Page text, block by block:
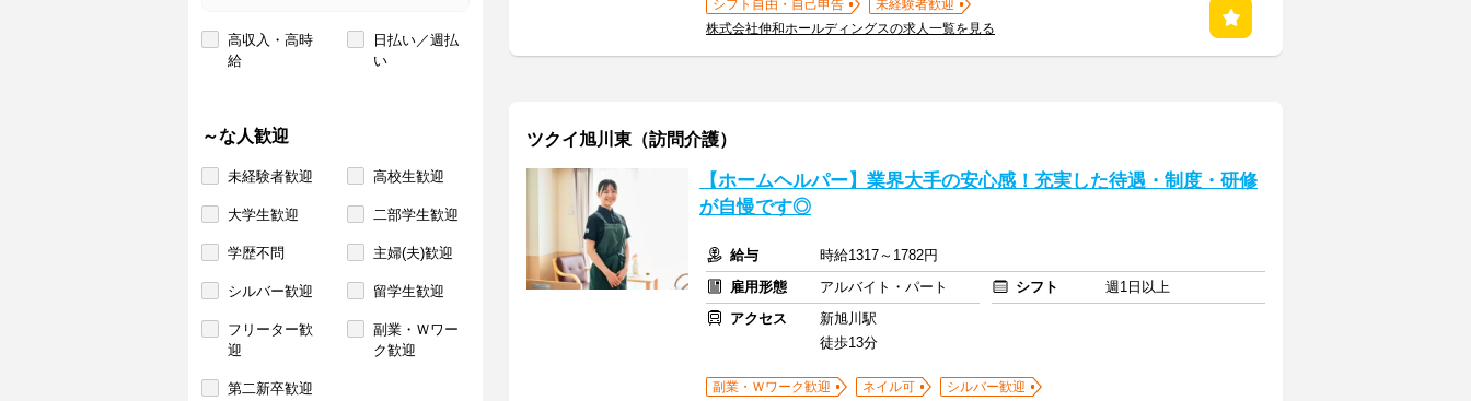
高収入・高時
給
日払い／週払
い
～な人歓迎
未経験者歓迎 高校生歓迎
大学生歓迎 二部学生歓迎
学歴不問 主婦(夫)歓迎
シルバー歓迎 留学生歓迎
フリーター歓
迎
副業・Ｗワー
ク歓迎
第二新卒歓迎
シフト自由・自己申告
未経験者歓迎
株式会社伸和ホールディングスの求人一覧を見る
ツクイ旭川東（訪問介護）
【ホームヘルパー】業界大手の安心感！充実した待遇・制度・研修
が自慢です◎
給与
時給1317～1782円
雇用形態
アルバイト・パート シフト
週1日以上
アクセス
新旭川駅
徒歩13分
副業・Ｗワーク歓迎 ネイル可
シルバー歓迎